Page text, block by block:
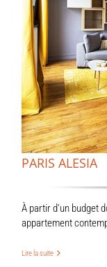
PARIS ALESIA
À partir d'un budget
appartement
Lire la suite